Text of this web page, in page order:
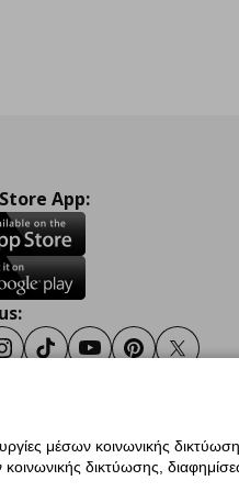
App:
Instagram
TikTokYoutubePinterestTwitter
Γενική Πολιτική Προσωπικών
μέσων κοινωνικής
δικτύωσης,